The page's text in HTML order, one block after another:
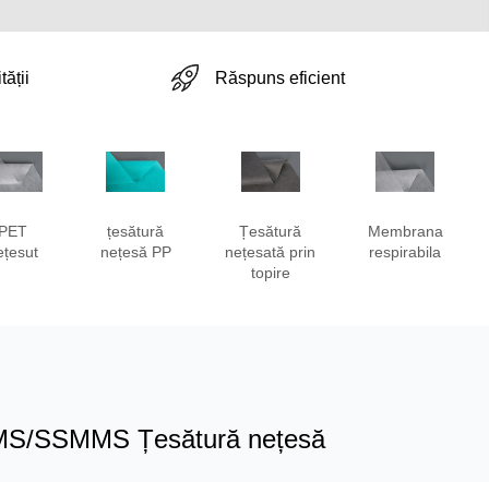
Răspuns eficient
PET
țesătură
nețesă PP
Țesătură
nețesată prin
topire
Membrana
respirabila
SSMMS Țesătură nețesă